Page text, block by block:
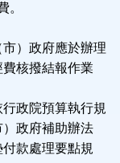
。
）政府應於辦理
核撥結報作業
政院預算執行規
政府補助辦法
款處理要點規